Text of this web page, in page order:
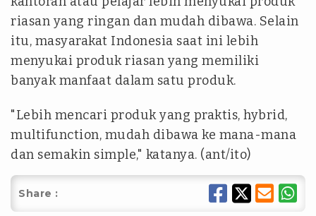
riasan yang ringan dan mudah dibawa. Selain
itu, masyarakat Indonesia saat ini lebih
menyukai produk riasan yang memiliki
banyak manfaat dalam satu produk.
"Lebih mencari produk yang praktis, hybrid,
multifunction, mudah dibawa ke mana-mana
dan semakin simple," katanya. (ant/ito)
Share :